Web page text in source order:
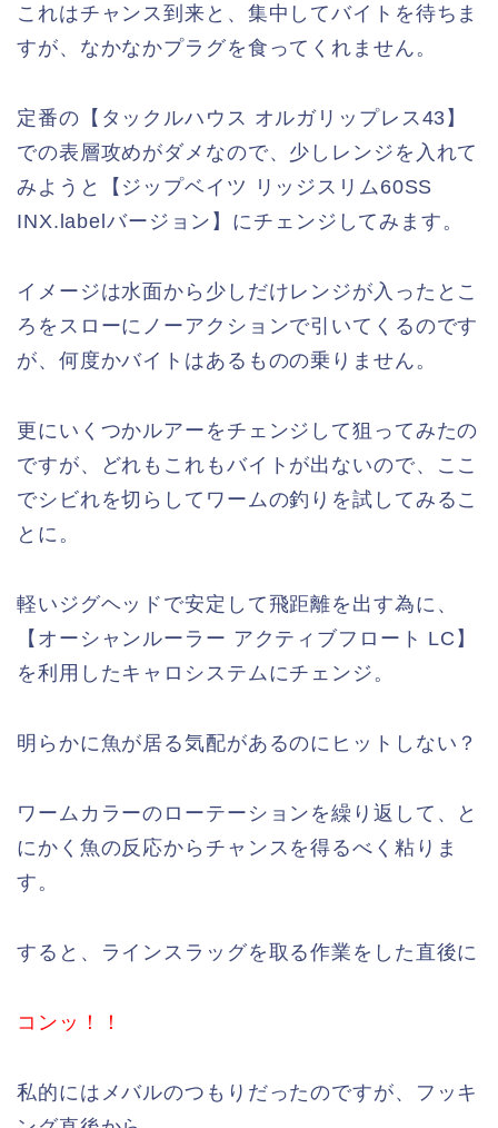
これはチャンス到来と、集中してバイトを待ちま
すが、なかなかプラグを食ってくれません。
定番の【タックルハウス オルガリップレス43】
での表層攻めがダメなので、少しレンジを入れて
みようと【ジップベイツ リッジスリム60SS
INX.labelバージョン】にチェンジしてみます。
イメージは水面から少しだけレンジが入ったとこ
ろをスローにノーアクションで引いてくるのです
が、何度かバイトはあるものの乗りません。
更にいくつかルアーをチェンジして狙ってみたの
ですが、どれもこれもバイトが出ないので、ここ
でシビれを切らしてワームの釣りを試してみるこ
とに。
軽いジグヘッドで安定して飛距離を出す為に、
【オーシャンルーラー アクティブフロート LC】
を利用したキャロシステムにチェンジ。
明らかに魚が居る気配があるのにヒットしない？
ワームカラーのローテーションを繰り返して、と
にかく魚の反応からチャンスを得るべく粘りま
す。
すると、ラインスラッグを取る作業をした直後に
コンッ！！
私的にはメバルのつもりだったのですが、フッキ